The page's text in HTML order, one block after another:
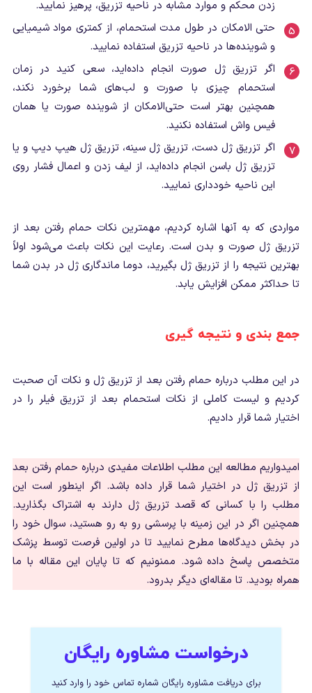
زدن محکم و موارد مشابه در ناحیه تزریق، پرهیز نمایید.
حتی الامکان در طول مدت استحمام، از کمتری مواد شیمیایی
و شوینده‌ها در ناحیه تزریق استفاده نمایید.
اگر تزریق ژل صورت انجام داده‌اید، سعی کنید در زمان
استحمام چیزی با صورت و لب‌های شما برخورد نکند،
همچنین بهتر است حتی‌الامکان از شوینده صورت یا همان
فیس واش استفاده نکنید.
اگر تزریق ژل دست، تزریق ژل سینه، تزریق ژل هیپ دیپ و یا
تزریق ژل باسن انجام داده‌اید، از لیف زدن و اعمال فشار روی
این ناحیه خودداری نمایید.
مواردی که به آنها اشاره کردیم، مهمترین نکات حمام رفتن بعد از
تزریق ژل صورت و بدن است. رعایت این نکات باعث می‌شود اولاً
بهترین نتیجه را از تزریق ژل بگیرید، دوما ماندگاری ژل در بدن شما
تا حداکثر ممکن افزایش یابد.
جمع بندی و نتیجه گیری
در این مطلب درباره حمام رفتن بعد از تزریق ژل و نکات آن صحبت
کردیم و لیست کاملی از نکات استحمام بعد از تزریق فیلر را در
اختیار شما قرار دادیم.
امیدواریم مطالعه این مطلب اطلاعات مفیدی درباره حمام رفتن بعد
از تزریق ژل در اختیار شما قرار داده باشد. اگر اینطور است این
مطلب را با کسانی که قصد تزریق ژل دارند به اشتراک بگذارید.
همچنین اگر در این زمینه با پرسشی رو به رو هستید، سوال خود را
در بخش دیدگاه‌ها مطرح نمایید تا در اولین فرصت توسط پزشک
متخصص پاسخ داده شود. ممنونیم که تا پایان این مقاله با ما
همراه بودید. تا مقاله‌ای دیگر بدرود.
درخواست مشاوره رایگان
برای دریافت مشاوره رایگان شماره تماس خود را وارد کنید